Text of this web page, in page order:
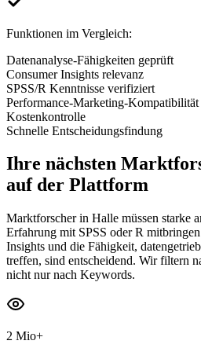
Funktionen im Vergleich:
Datenanalyse-Fähigkeiten geprüft
Consumer Insights relevanz
SPSS/R Kenntnisse verifiziert
Performance-Marketing-Kompatibilität
Kostenkontrolle
Schnelle Entscheidungsfindung
Ihre nächsten
auf der Plattform
Marktforscher in Halle müssen starke
Erfahrung mit SPSS oder R
Insights und die Fähigkeit,
treffen, sind entscheidend. Wir filtern
nicht nur nach Keywords.
2 Mio+